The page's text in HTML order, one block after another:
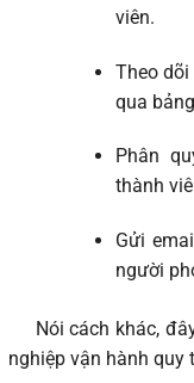
viên.
Theo
qua
Phân
thành
Gửi
người
Nói cách khác,
nghiệp vận hành